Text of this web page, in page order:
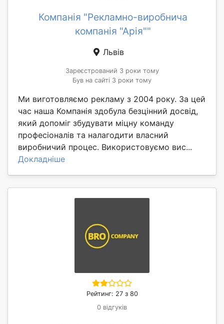
Компанія "Рекламно-виробнича
компанія "Арія""
Львів
Зареєстрований 3 роки тому
Був на сайті 3 роки тому
Ми виготовляємо рекламу з 2004 року. За цей
час наша Компанія здобула безцінний досвід,
який допоміг збудувати міцну команду
професіоналів та налагодити власний
виробничий процес. Використовуємо вис...
Докладніше
Рейтинг: 27 з 80
0 відгуків